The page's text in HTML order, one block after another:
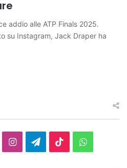
addio alle ATP Finals 2025.
su Instagram, Jack Draper ha
InstagramTelegram
TikTok